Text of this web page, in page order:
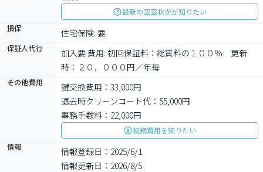
最新の空室状況が知りたい
損保
住宅保険: 要
保証人代行
加入要 費用: 初回保証料：総賃料の１００％　更新
時：２０，０００円／年毎
その他費用
鍵交換費用：33,000円
退去時クリーンコート代：55,000円
事務手数料：22,000円
初期費用を知りたい
情報
情報登録日：2025/6/1
情報更新日：2026/8/5